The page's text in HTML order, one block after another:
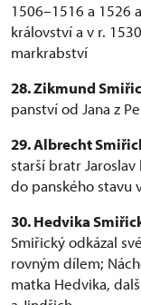
1506–1516 a 1526
království a v r.
markrabství
28. Zikmund
panství od Jana z
29. Albrecht
starší bratr
do panského stavu
30. Hedvika
Smiřický odkázal
rovným dílem;
matka Hedvika,